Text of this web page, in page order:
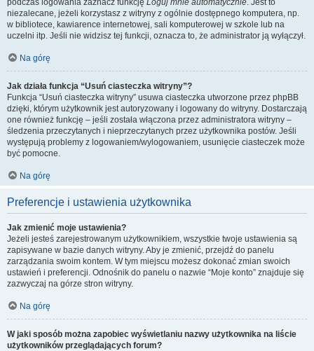
podczas logowania zaznacz funkcję Loguj mnie automatycznie. Jest to
niezalecane, jeżeli korzystasz z witryny z ogólnie dostępnego komputera, np.
w bibliotece, kawiarence internetowej, sali komputerowej w szkole lub na
uczelni itp. Jeśli nie widzisz tej funkcji, oznacza to, że administrator ją wyłączył.
Na górę
Jak działa funkcja “Usuń ciasteczka witryny”?
Funkcja “Usuń ciasteczka witryny” usuwa ciasteczka utworzone przez phpBB
dzięki, którym użytkownik jest autoryzowany i logowany do witryny. Dostarczają
one również funkcję – jeśli została włączona przez administratora witryny –
śledzenia przeczytanych i nieprzeczytanych przez użytkownika postów. Jeśli
występują problemy z logowaniem/wylogowaniem, usunięcie ciasteczek może
być pomocne.
Na górę
Preferencje i ustawienia użytkownika
Jak zmienić moje ustawienia?
Jeżeli jesteś zarejestrowanym użytkownikiem, wszystkie twoje ustawienia są
zapisywane w bazie danych witryny. Aby je zmienić, przejdź do panelu
zarządzania swoim kontem. W tym miejscu możesz dokonać zmian swoich
ustawień i preferencji. Odnośnik do panelu o nazwie “Moje konto” znajduje się
zazwyczaj na górze stron witryny.
Na górę
W jaki sposób można zapobiec wyświetlaniu nazwy użytkownika na liście
użytkowników przeglądających forum?